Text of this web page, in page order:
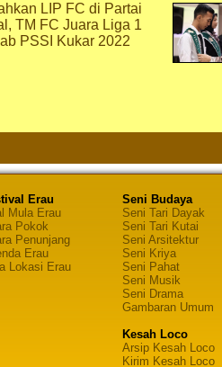
LIP FC di Partai
TM FC Juara Liga 1
PSSI Kukar 2022
Erau
Mula Erau
Pokok
Penunjang
Erau
Lokasi Erau
Seni Budaya
Seni Tari Dayak
Seni Tari Kutai
Seni Arsitektur
Seni Kriya
Seni Pahat
Seni Musik
Seni Drama
Gambaran Umum
Kesah Loco
Arsip Kesah Loco
Kirim Kesah Loco